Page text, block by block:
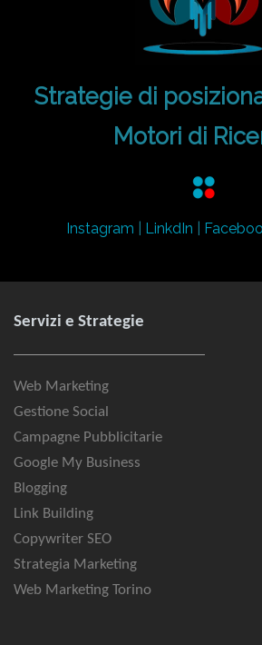
Strategie di
Motori di
Instagram LinkdIn
Servizi e Strategie
Web Marketing
Gestione Social
Campagne Pubblicitarie
Google My Business
Blogging
Link Building
Copywriter SEO
Strategia Marketing
Web Marketing Torino